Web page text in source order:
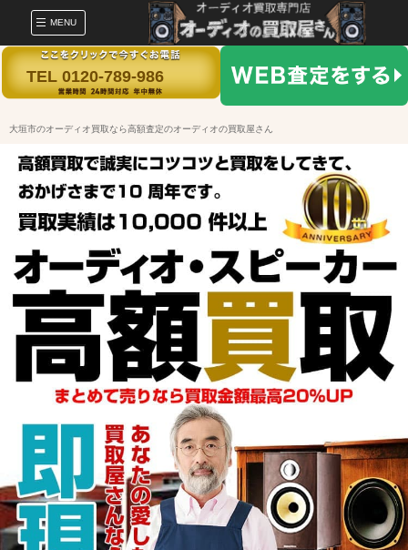
MENU
TEL 0120-789-986
大垣市のオーディオ買取なら高額査定のオーディオの買取屋さん